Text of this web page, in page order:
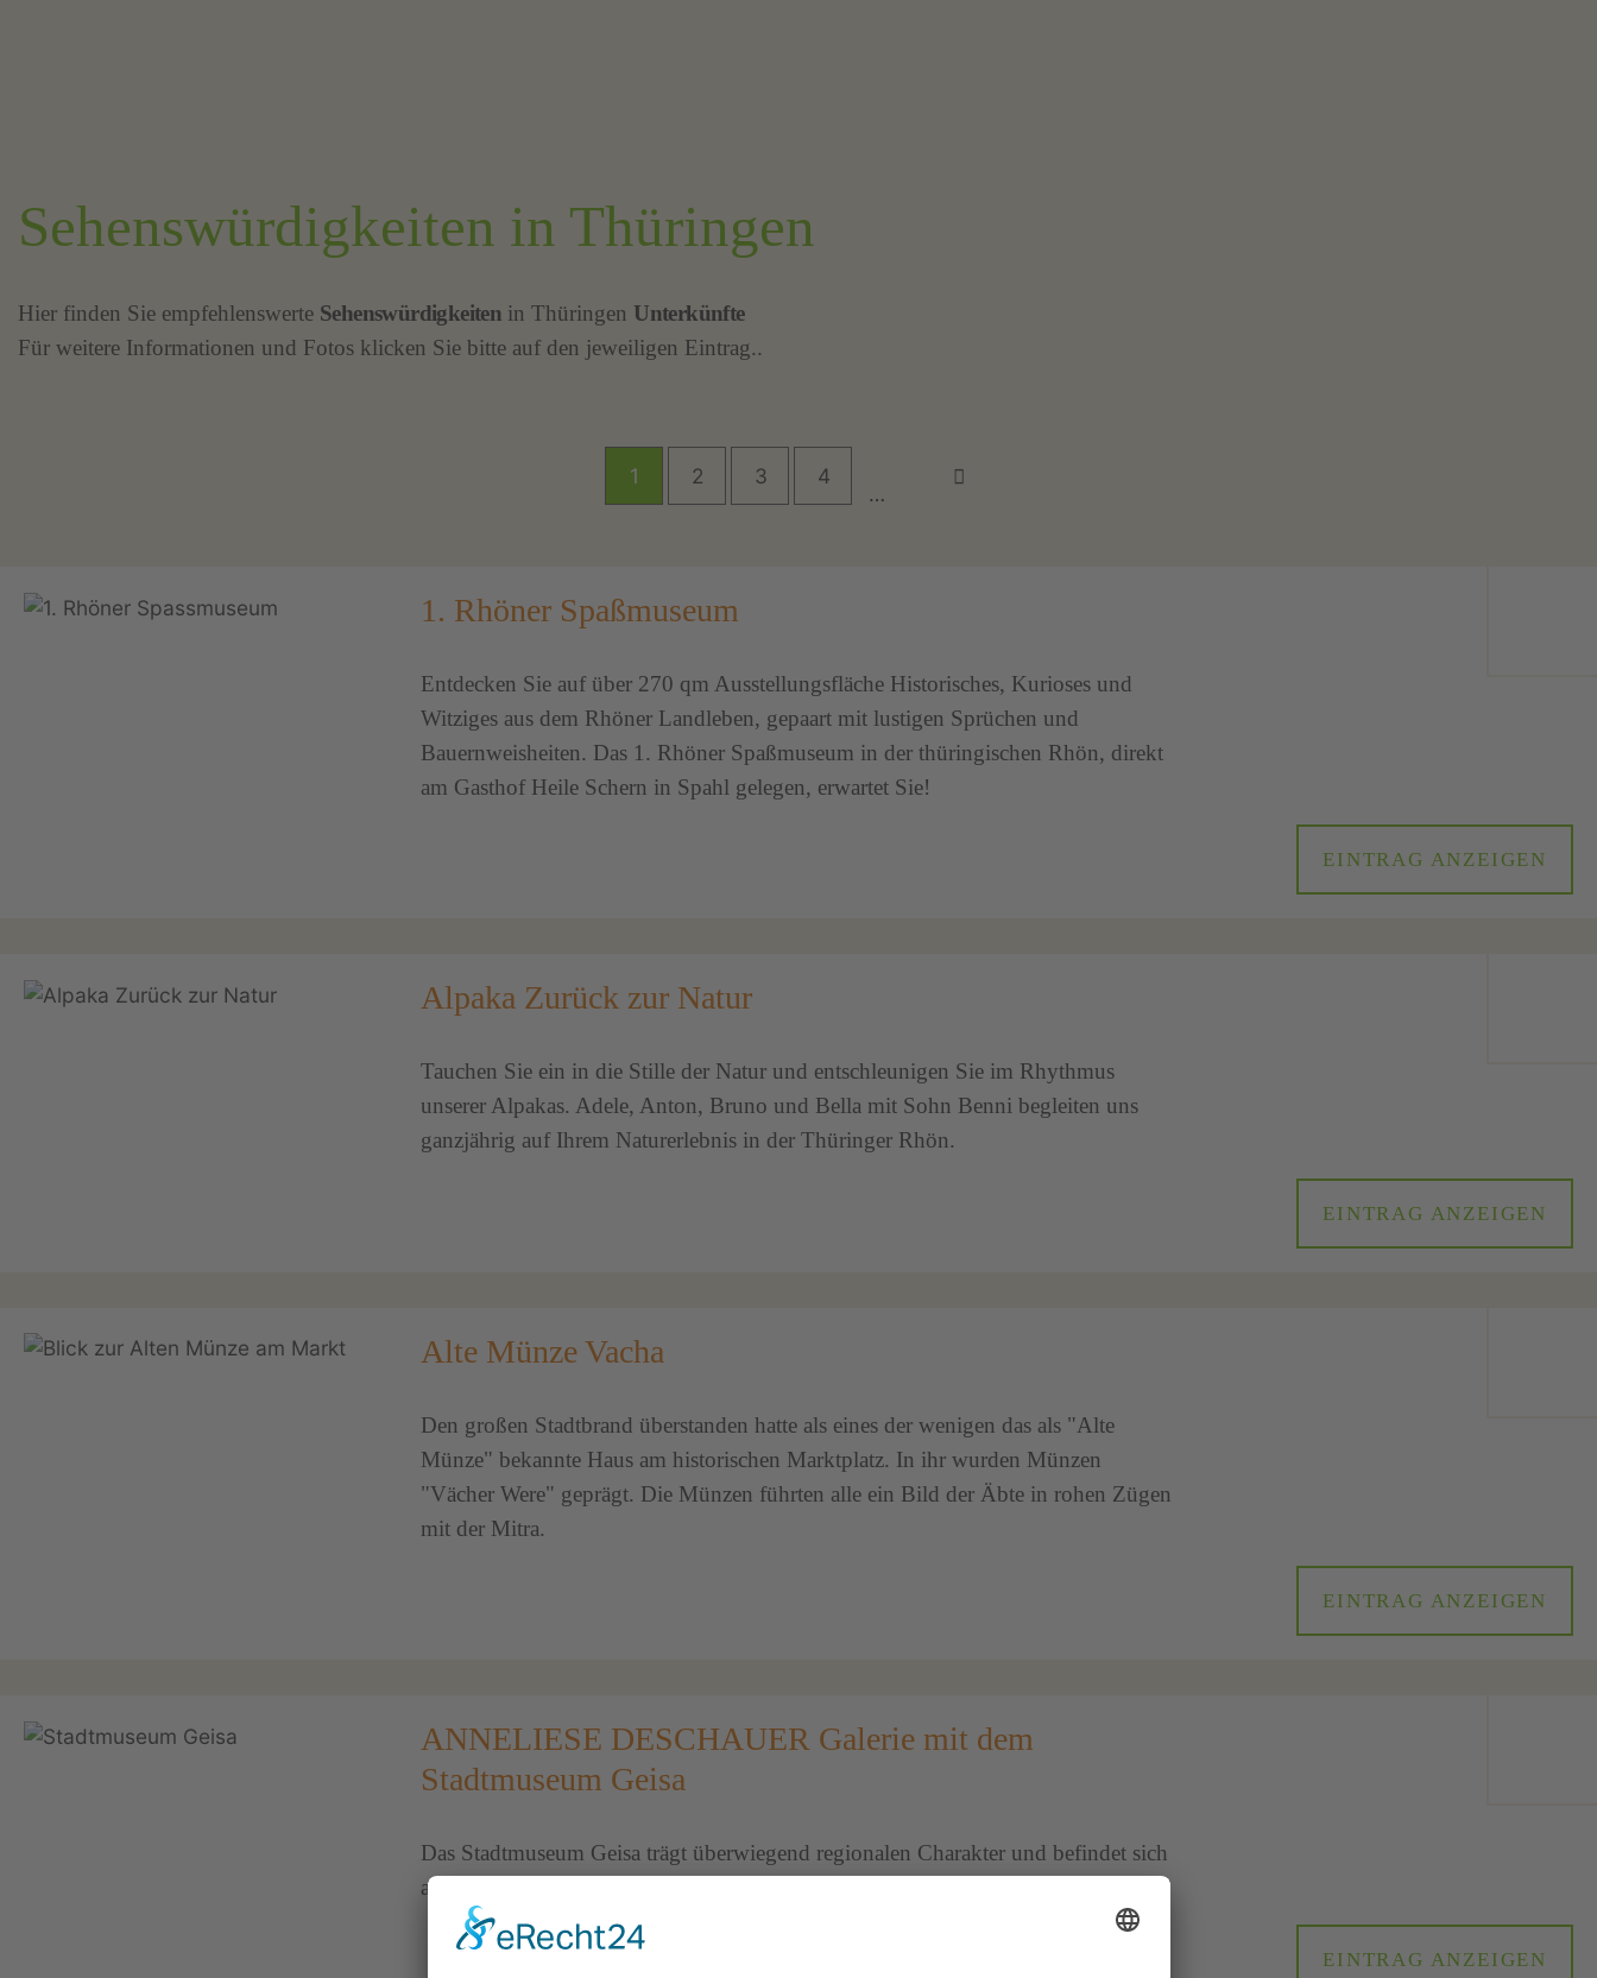
Sehenswürdigkeiten in Thüringen
Hier finden Sie empfehlenswerte Sehenswürdigkeiten in Thüringen Unterkünfte
Für weitere Informationen und Fotos klicken Sie bitte auf den jeweiligen Eintrag..
1 2 3 4
…
1. Rhöner Spaßmuseum
Entdecken Sie auf über 270 qm Ausstellungsfläche Historisches, Kurioses und
Witziges aus dem Rhöner Landleben, gepaart mit lustigen Sprüchen und
Bauernweisheiten. Das 1. Rhöner Spaßmuseum in der thüringischen Rhön, direkt
am Gasthof Heile Schern in Spahl gelegen, erwartet Sie!
EINTRAG ANZEIGEN
Alpaka Zurück zur Natur
Tauchen Sie ein in die Stille der Natur und entschleunigen Sie im Rhythmus
unserer Alpakas. Adele, Anton, Bruno und Bella mit Sohn Benni begleiten uns
ganzjährig auf Ihrem Naturerlebnis in der Thüringer Rhön.
EINTRAG ANZEIGEN
Alte Münze Vacha
Den großen Stadtbrand überstanden hatte als eines der wenigen das als "Alte
Münze" bekannte Haus am historischen Marktplatz. In ihr wurden Münzen
"Vächer Were" geprägt. Die Münzen führten alle ein Bild der Äbte in rohen Zügen
mit der Mitra.
EINTRAG ANZEIGEN
ANNELIESE DESCHAUER Galerie mit dem
Stadtmuseum Geisa
Das Stadtmuseum Geisa trägt überwiegend regionalen Charakter und befindet sich
am Schlossplatz.
EINTRAG ANZEIGEN